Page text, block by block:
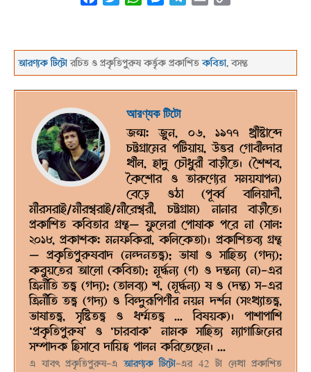
আরণ্যক টিটোরচিত ও প্রকৃতিপুরুষ কর্ত্তৃক প্রকাশিতকবিতা, বসন্ত
আরণ্যক টিটো
জন্ম: জুন, ০৬, ১৯৭৭ খ্রীষ্টাব্দে
চট্টগ্রামের পটিয়ায়, উত্তর গোবীন্দার
খীল, হাদু চৌধুরী বাড়ীতে। (শৈশব,
কৈশোর ও তারুণ্যের সময়যাপন)
বেড়ে ওঠা (পূর্ব্ব বালিয়াদী,
মীরসরাই/মীরশ্বরাই/মীরেশ্বরী, চট্টগ্রাম) নানার বাড়ীতে।
প্রকাশিত কবিতার গ্রন্থ— ফুলেরা পোষাক পরে না (সাল:
২০১৮, প্রকাশক: মনফকিরা, কলিকেতা)। প্রকাশিতব্য গ্রন্থ
— প্রকৃতিপুরুষবাদ (নন্দনতত্ত্ব); ভাষা ও সাহিত্য (গদ্য);
কবুয়তের আলো (কবিতা); মূর্দ্ধন্য (ণ) ও দন্তন্য (ন)-এর
ত্রিনীতি তত্ত্ব (গদ্য); (তালব্য) শ, (মূর্দ্ধন্য) ষ ও (দন্ত) স-এর
ত্রিনীতি তত্ত্ব (গদ্য) ও বিন্দুরূপিণীর নয়ন দর্শন (সংখ্যাতত্ত্ব,
ভাষাতত্ত্ব, সৃষ্টিতত্ত্ব ও ধর্ম্মতত্ত্ব ... বিষয়ক)। পাশাপাশি
‘প্রকৃতিপুরুষ’ ও ‘চারবাক’ নামক সাহিত্য ম্যাগাজিনের
সম্পাদক হিসাবে দায়িত্ব পালন করিতেছেন। ...
এ যাবৎ প্রকৃতিপুরুষ-এআরণ্যক টিটো-এর 42 টা লেখা প্রকাশিত